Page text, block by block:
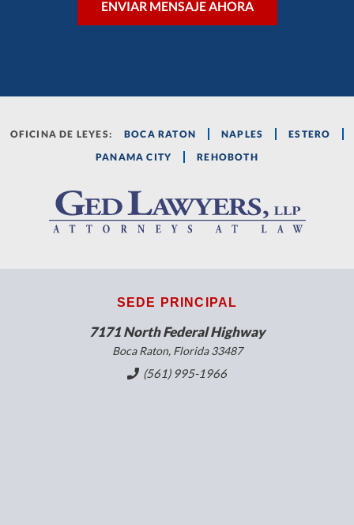
OFICINA DE LEYES: BOCA RATON NAPLES
ESTERO
PANAMA CITY
REHOBOTH
SEDE PRINCIPAL
7171 North Federal Highway
Boca Raton, Florida 33487
(561) 995-1966